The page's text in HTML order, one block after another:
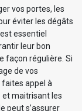
vos portes, les
éviter les dégâts
essentiel
leur bon
façon régulière. Si
de vos
faites appel à
et maitrisant les
peut s’assurer